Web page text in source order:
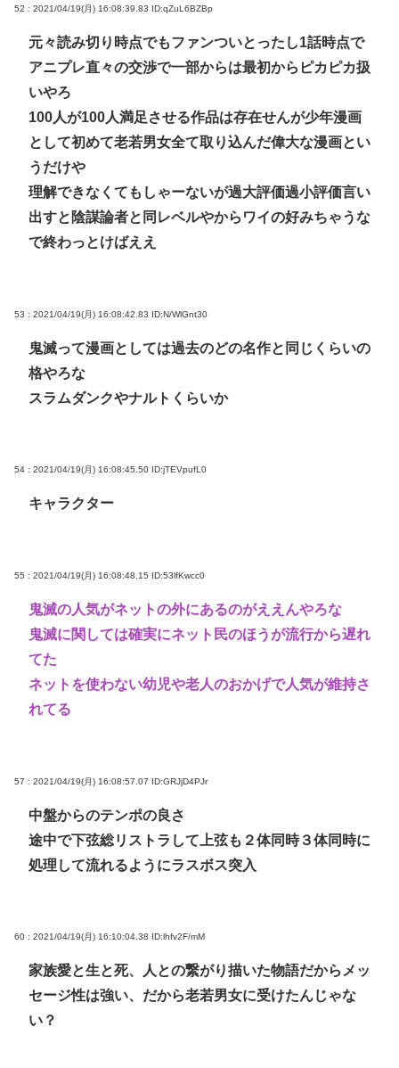
52 : 2021/04/19(月) 16:08:39.83 ID:qZuL6BZBp
元々読み切り時点でもファンついとったし1話時点で
アニプレ直々の交渉で一部からは最初からピカピカ扱
いやろ
100人が100人満足させる作品は存在せんが少年漫画
として初めて老若男女全て取り込んだ偉大な漫画とい
うだけや
理解できなくてもしゃーないが過大評価過小評価言い
出すと陰謀論者と同レベルやからワイの好みちゃうな
で終わっとけばええ
53 : 2021/04/19(月) 16:08:42.83 ID:N/WlGnt30
鬼滅って漫画としては過去のどの名作と同じくらいの
格やろな
スラムダンクやナルトくらいか
54 : 2021/04/19(月) 16:08:45.50 ID:jTEVpufL0
キャラクター
55 : 2021/04/19(月) 16:08:48.15 ID:53lfKwcc0
鬼滅の人気がネットの外にあるのがええんやろな
鬼滅に関しては確実にネット民のほうが流行から遅れ
てた
ネットを使わない幼児や老人のおかげで人気が維持さ
れてる
57 : 2021/04/19(月) 16:08:57.07 ID:GRJjD4PJr
中盤からのテンポの良さ
途中で下弦総リストラして上弦も２体同時３体同時に
処理して流れるようにラスボス突入
60 : 2021/04/19(月) 16:10:04.38 ID:lhfv2F/mM
家族愛と生と死、人との繋がり描いた物語だからメッ
セージ性は強い、だから老若男女に受けたんじゃな
い？